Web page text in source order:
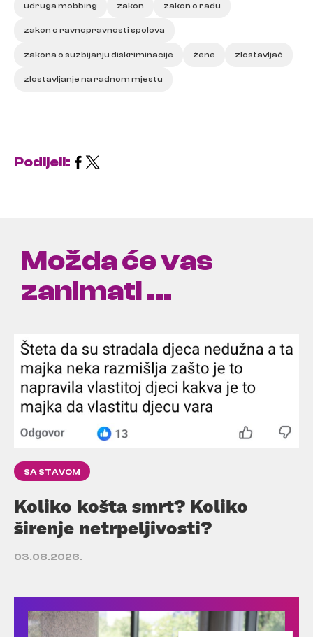
udruga mobbing zakon zakon o radu
zakon o ravnopravnosti spolova
zakona o suzbijanju diskriminacije žene zlostavljač
zlostavljanje na radnom mjestu
Podijeli:
Možda će vas
zanimati ...
SA STAVOM
Koliko košta smrt? Koliko
širenje netrpeljivosti?
03.08.2026.